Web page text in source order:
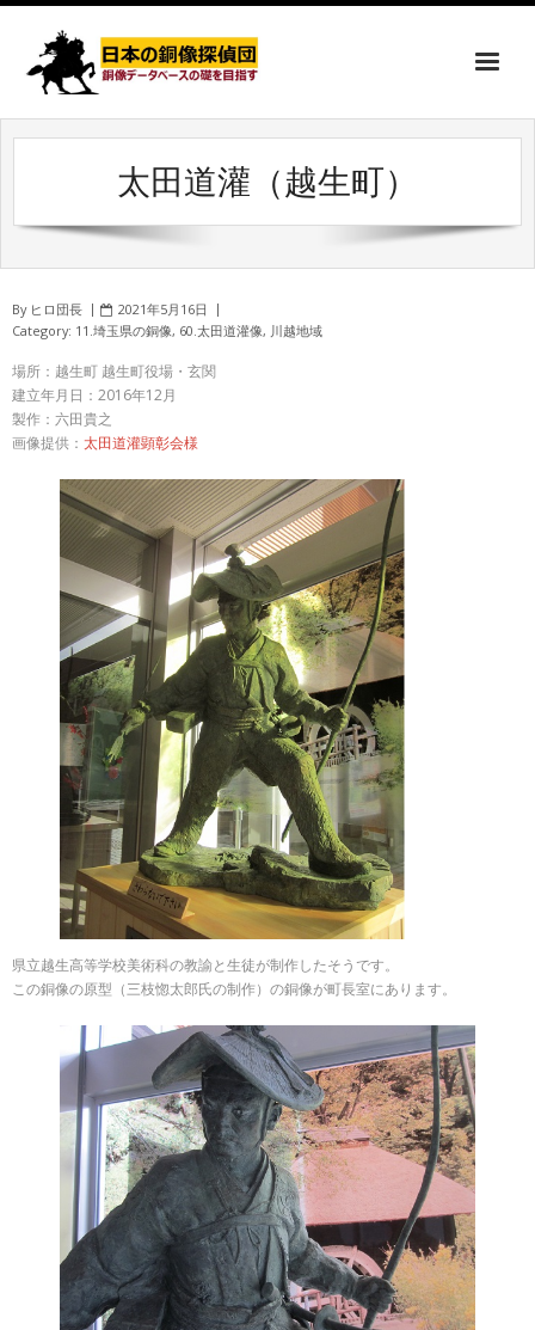
太田道灌（越生町）
By ヒロ団長
2021年5月16日
Category: 11.埼玉県の銅像, 60.太田道灌像, 川越地域
場所：越生町 越生町役場・玄関
建立年月日：2016年12月
製作：六田貴之
画像提供： 太田道灌顕彰会様
県立越生高等学校美術科の教諭と生徒が制作したそうです。
この銅像の原型（三枝惚太郎氏の制作）の銅像が町長室にあります。